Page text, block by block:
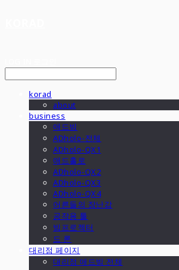
korad
about
business
애드빔
ADholo-전체
ADholo-QX1
애드홀로
ADholo-QX2
ADholo-QX3
ADholo-QX4
어른들의 장난감
공작용 툴
빔프로젝터
드 론
대리점 페이지
대리점 애드빔 전체